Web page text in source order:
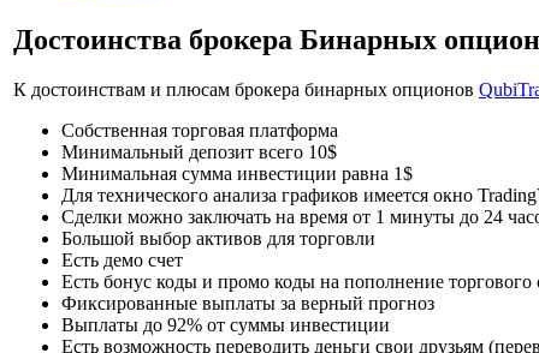
Достоинства брокера Бинарных
К достоинствам и плюсам брокера бинарных опционов
Собственная торговая платформа
Минимальный депозит всего 10$
Минимальная сумма инвестиции равна 1$
Для технического анализа графиков имеется окно
Сделки можно заключать на время от 1 минуты до 24
Большой выбор активов для торговли
Есть демо счет
Есть бонус коды и промо коды на пополнение торгового
Фиксированные выплаты за верный прогноз
Выплаты до 92% от суммы инвестиции
Есть возможность переводить деньги свои друзьям